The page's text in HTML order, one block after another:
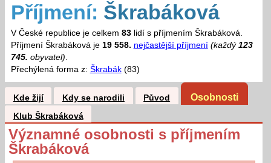
Příjmení: Škrabáková
V České republice je celkem 83lidí s příjmením Škrabáková.
Příjmení Škrabáková je 19 558. nejčastější příjmení (každý 123
745. obyvatel).
Přechýlená forma z: Škrabák(83)
Kde žijí Kdy se narodili Původ Osobnosti
Klub Škrabáková
Významné osobnosti s příjmením
Škrabáková